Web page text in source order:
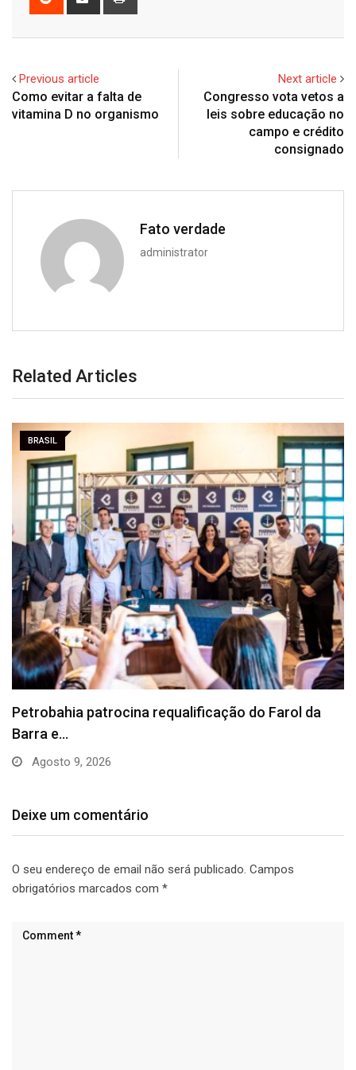
Previous article
Como evitar a falta de
vitamina D no organismo
Next article
Congresso vota vetos a
leis sobre educação no
campo e crédito
consignado
Fato verdade
administrator
Related Articles
BRASIL
Vacina contra a dengue está disponível na rede…
Agosto 8, 2026
Deixe um comentário
O seu endereço de email não será publicado. Campos
obrigatórios marcados com *